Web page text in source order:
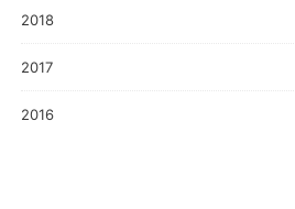
2018
2017
2016